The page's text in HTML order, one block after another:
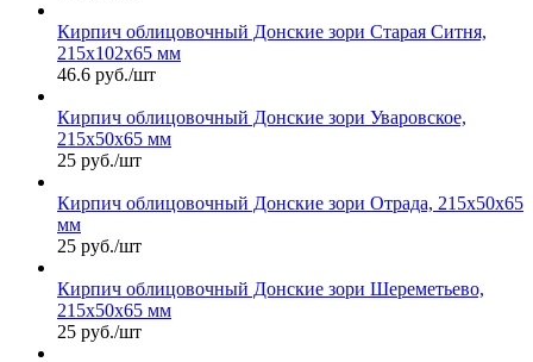
Кирпич облицовочный Донские зори Старая Ситня,
215х102х65 мм
46.6 руб./шт
Кирпич облицовочный Донские зори Уваровское,
215х50х65 мм
25 руб./шт
Кирпич облицовочный Донские зори Отрада, 215х50х65
мм
25 руб./шт
Кирпич облицовочный Донские зори Шереметьево,
215х50х65 мм
25 руб./шт